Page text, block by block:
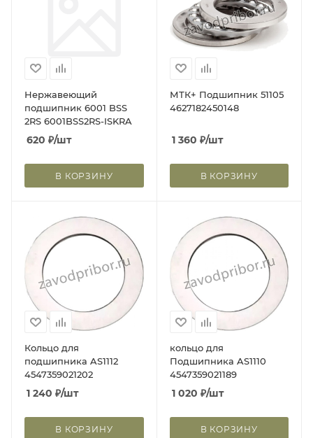
Нержавеющий
подшипник 6001 BSS
2RS 6001BSS2RS-ISKRA
620 ₽/шт
В КОРЗИНУ
МТК+ Подшипник 51105
4627182450148
1 360 ₽/шт
В КОРЗИНУ
Кольцо для
подшипника AS1112
4547359021202
1 240 ₽/шт
В КОРЗИНУ
кольцо для
Подшипника AS1110
4547359021189
1 020 ₽/шт
В КОРЗИНУ